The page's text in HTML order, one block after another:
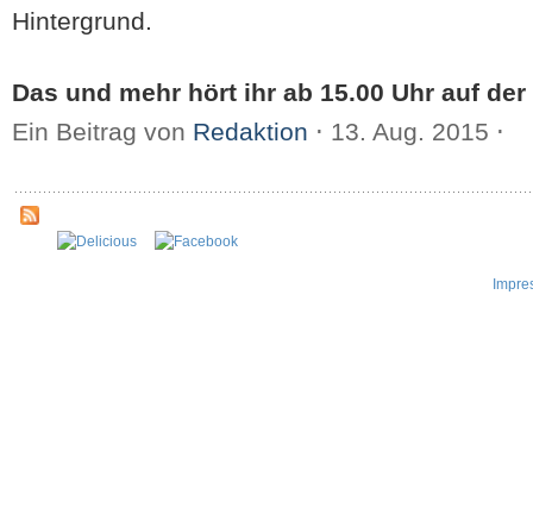
Hintergrund.
Das und mehr hört ihr ab 15.00 Uhr auf der
Ein Beitrag von Redaktion ⋅ 13. Aug. 2015 ⋅